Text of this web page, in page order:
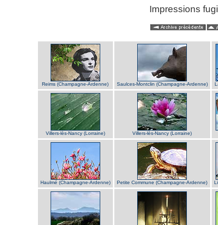
Impressions
Reims (Champagne-Ardenne) Saulces-Montclin (Champagne-Ardenne)
Villers-lès-Nancy (Lorraine) Villers-lès-Nancy (Lorraine)
Haulmé (Champagne-Ardenne) Petite Commune (Champagne-Ardenne)